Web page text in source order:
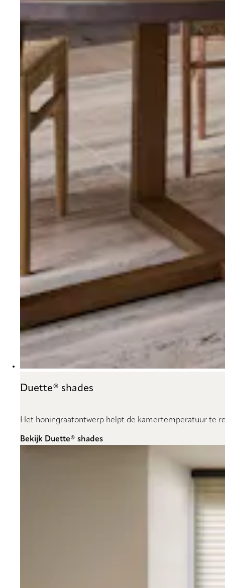
Duette® shades
Het honingraatontwerp helpt de kamertemperatuur te
Bekijk Duette® shades